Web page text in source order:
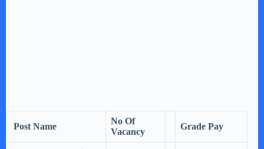
Post Name
No Of
Vacancy
Grade Pay